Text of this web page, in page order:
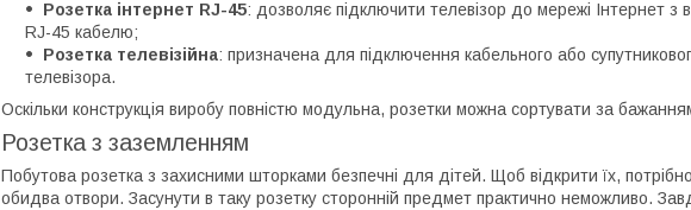
Розетка інтернет RJ-45: дозволяє підключити телевізор до мережі Інтернет з
RJ-45 кабелю;
Розетка телевізійна: призначена для підключення кабельного або
телевізора.
Оскільки конструкція виробу повністю модульна, розетки можна сортувати за
Розетка з заземленням
Побутова розетка з захисними шторками безпечні для дітей. Щоб відкрити їх,
обидва отвори. Засунути в таку розетку сторонній предмет практично неможливо.